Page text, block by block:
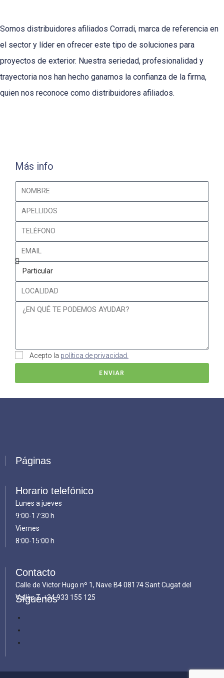
Somos distribuidores afiliados Corradi, marca de referencia en
el sector y líder en ofrecer este tipo de soluciones para
proyectos de exterior. Nuestra seriedad, profesionalidad y
trayectoria nos han hecho ganarnos la confianza de la firma,
quien nos reconoce como distribuidores afiliados.
Más info
Acepto la política de privacidad.
ENVIAR
Páginas
Horario telefónico
Lunes a jueves
9:00-17:30 h
Viernes
8:00-15:00 h
Contacto
Calle de Victor Hugo nº 1, Nave B4 08174 Sant Cugat del
Vallès T.+34 933 155 125
Síguenos